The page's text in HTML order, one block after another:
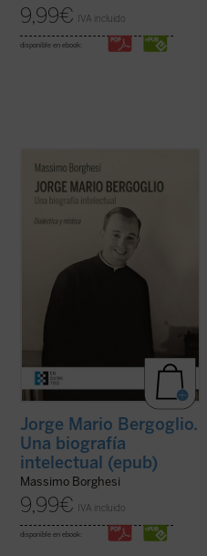
9,99€ IVA incluido
disponible en ebook:
Se presenta por primera vez al lector una
exposición y un análisis detallado de la
formación intelectual de Jorge Mario
Bergoglio, lo que permite comprender la
mirada amplia y de carácter poliédrico que
marca el actual pontificado del papa ...
Jorge Mario Bergoglio.
Una biografía
intelectual (epub)
Massimo Borghesi
9,99€ IVA incluido
disponible en ebook: